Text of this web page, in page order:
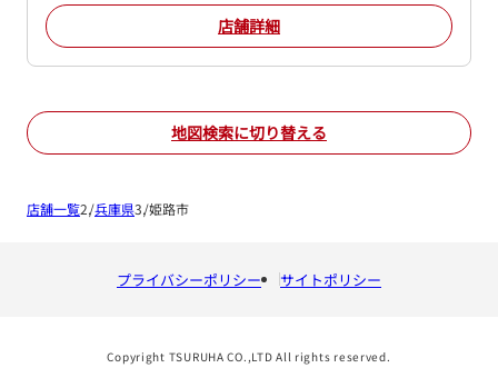
店舗詳細
地図検索に切り替える
店舗一覧 兵庫県 姫路市
プライバシーポリシー サイトポリシー
Copyright TSURUHA CO.,LTD All rights reserved.